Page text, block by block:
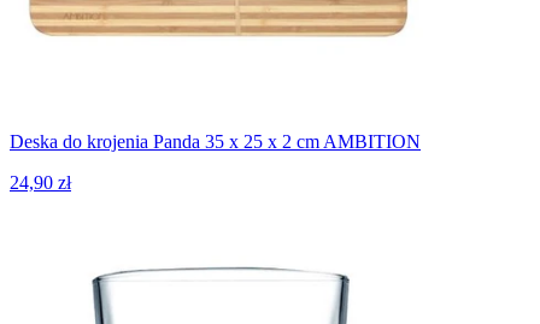
Deska do krojenia Panda 35 x 25 x 2 cm AMBITION
24,90 zł